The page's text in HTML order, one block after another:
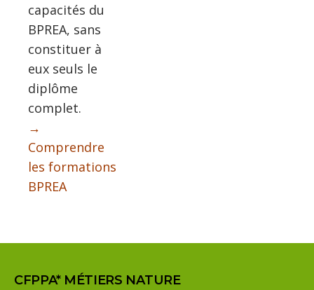
capacités du
BPREA, sans
constituer à
eux seuls le
diplôme
complet.
→
Comprendre
les formations
BPREA
CFPPA* MÉTIERS NATURE